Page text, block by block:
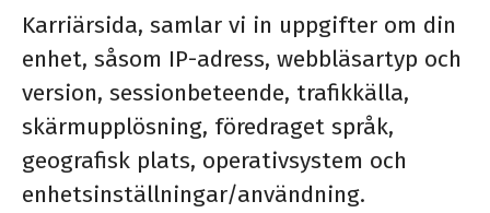
Karriärsida, samlar vi in uppgifter om din
enhet, såsom IP-adress, webbläsartyp och
version, sessionbeteende, trafikkälla,
skärmupplösning, föredraget språk,
geografisk plats, operativsystem och
enhetsinställningar/användning.